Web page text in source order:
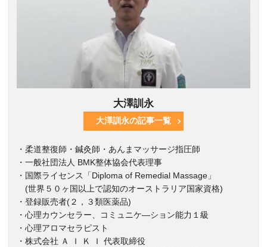
大澤訓永
大澤訓永の記事一覧
・柔道整復師・鍼灸師・あんまマッサージ指圧師
・一般社団法人 BMK整体協会代表理事
・国際ライセンス「Diploma of Remedial Massage」
(世界５０ヶ国以上で認知のオーストラリア国家資格)
・登録販売者(２，３類医薬品)
・心理カウンセラー、コミュニケ―ション能力１級
・心理アロマセラピスト
・株式会社 Ａ Ｉ Ｋ Ｉ 代表取締役